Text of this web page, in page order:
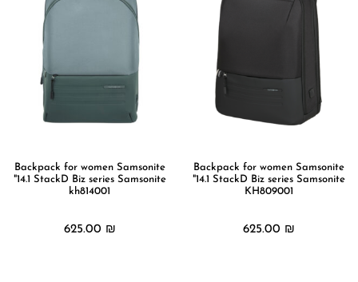
Backpack for women Samsonite
"14.1 StackD Biz series Samsonite
KH809001
625.00 ₪
Backpack for women Samsonite
"14.1 StackD Biz series Samsonite
kh814001
625.00 ₪